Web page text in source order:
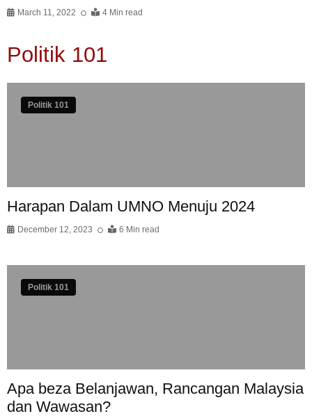
March 11, 2022 4 Min read
Politik 101
Politik 101
Harapan Dalam UMNO Menuju 2024
December 12, 2023 6 Min read
Politik 101
Apa beza Belanjawan, Rancangan Malaysia
dan Wawasan?